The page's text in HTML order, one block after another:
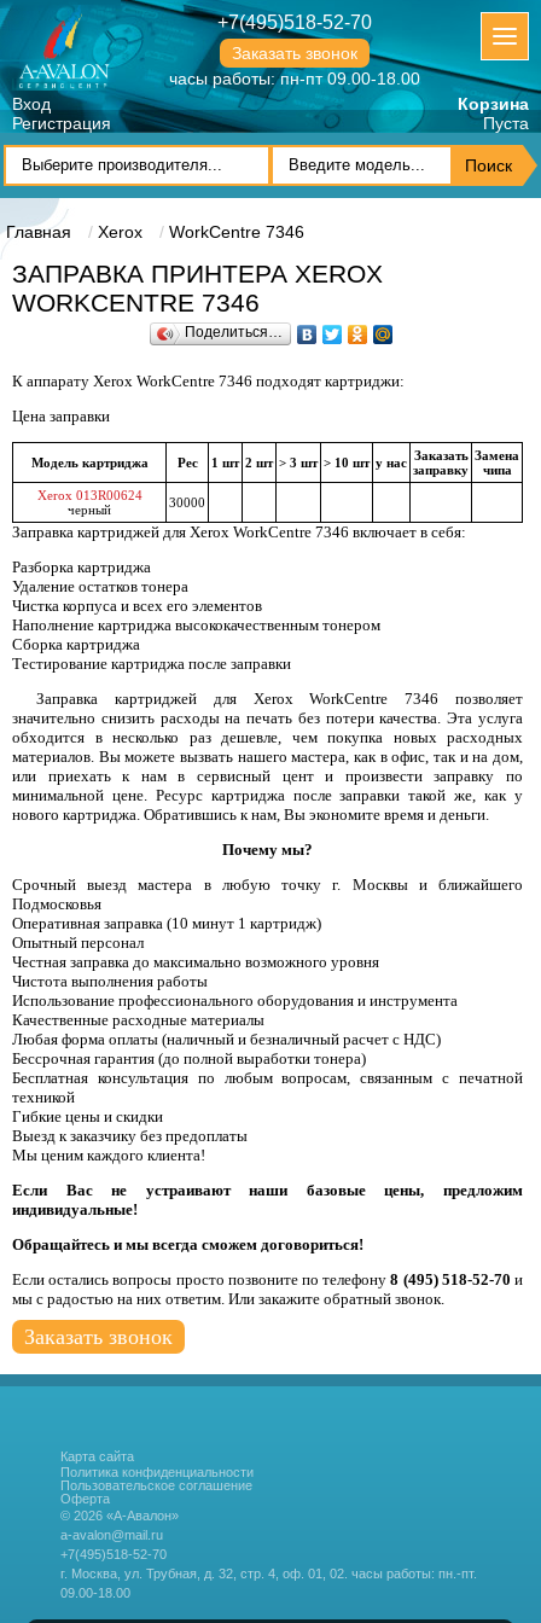
+7(495)518-52-70
Заказать звонок
часы работы: пн-пт 09.00-18.00
Вход
Регистрация
Корзина
Пуста
Главная Xerox WorkCentre 7346
ЗАПРАВКА ПРИНТЕРА XEROX
WORKCENTRE 7346
Поделиться…
К аппарату Xerox WorkCentre 7346 подходят картриджи:
Цена заправки
Модель картриджа Рес 1 шт 2 шт > 3 шт > 10 шт у нас Заказать
заправку
Замена
чипа
Xerox 013R00624
черный
30000
Заправка картриджей для Xerox WorkCentre 7346 включает в себя:
Разборка картриджа
Удаление остатков тонера
Чистка корпуса и всех его элементов
Наполнение картриджа высококачественным тонером
Сборка картриджа
Тестирование картриджа после заправки
Заправка картриджей для Xerox WorkCentre 7346 позволяет
значительно снизить расходы на печать без потери качества. Эта услуга
обходится в несколько раз дешевле, чем покупка новых расходных
материалов. Вы можете вызвать нашего мастера, как в офис, так и на дом,
или приехать к нам в сервисный цент и произвести заправку по
минимальной цене. Ресурс картриджа после заправки такой же, как у
нового картриджа. Обратившись к нам, Вы экономите время и деньги.
Почему мы?
Срочный выезд мастера в любую точку г. Москвы и ближайшего
Подмосковья
Оперативная заправка (10 минут 1 картридж)
Опытный персонал
Честная заправка до максимально возможного уровня
Чистота выполнения работы
Использование профессионального оборудования и инструмента
Качественные расходные материалы
Любая форма оплаты (наличный и безналичный расчет с НДС)
Бессрочная гарантия (до полной выработки тонера)
Бесплатная консультация по любым вопросам, связанным с печатной
техникой
Гибкие цены и скидки
Выезд к заказчику без предоплаты
Мы ценим каждого клиента!
Если Вас не устраивают наши базовые цены, предложим
индивидуальные!
Обращайтесь и мы всегда сможем договориться!
Если остались вопросы просто позвоните по телефону8 (495) 518-52-70 и
мы с радостью на них ответим. Или закажите обратный звонок.
Заказать звонок
Карта сайта
Политика конфиденциальности
Пользовательское соглашение
Оферта
© 2026 «А-Авалон»
a-avalon@mail.ru
+7(495)518-52-70
г. Москва, ул. Трубная, д. 32, стр. 4, оф. 01, 02. часы работы: пн.-пт.
09.00-18.00